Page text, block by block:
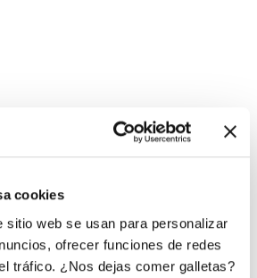
cookies
sitio web se usan para personalizar
ofrecer funciones de redes
tráfico. ¿Nos dejas comer galletas?
hay nada por
aquí!
al juego del empresario?